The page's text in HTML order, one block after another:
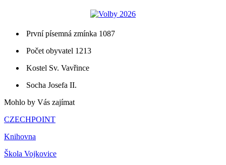
První písemná zmínka 1087
Počet obyvatel 1213
Kostel Sv. Vavřince
Socha Josefa II.
Mohlo by Vás zajímat
CZECHPOINT
Knihovna
Škola Vojkovice